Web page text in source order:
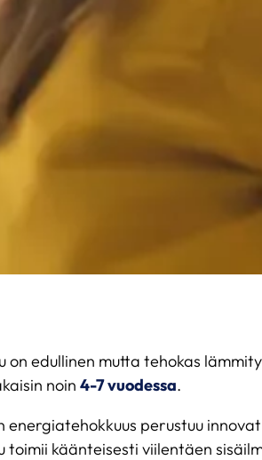
on edullinen mutta tehokas
noin 4-7 vuodessa.
energiatehokkuus perustuu
toimii käänteisesti viilentäen